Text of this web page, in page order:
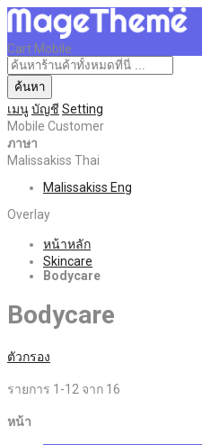
Cart Mobile
ค้นหา
เมนูบัญชี Setting
Mobile Customer
ภาษา
Malissakiss Thai
Malissakiss Eng
Overlay
หน้าหลัก
Skincare
Bodycare
Bodycare
ตัวกรอง
รายการ 1 -12 จาก 16
หน้า